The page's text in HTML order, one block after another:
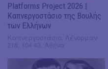
Platforms Project 2026 |
Καπνεργοστάσιο της Βουλής
των Ελλήνων